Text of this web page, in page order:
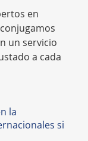
en
un servicio
a cada
la
si